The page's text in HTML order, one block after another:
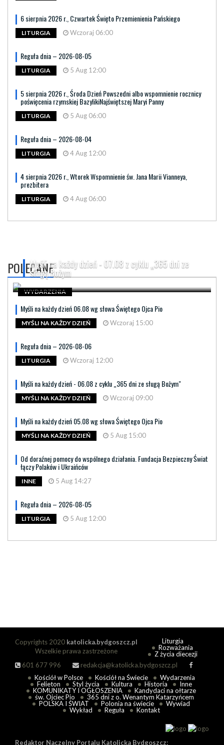
6 sierpnia 2026 r., Czwartek Święto Przemienienia Pańskiego
LITURGIA Wczoraj 06:00
Reguła dnia – 2026-08-05
LITURGIA 5 Aug 12:00
5 sierpnia 2026 r., Środa Dzień Powszedni albo wspomnienie rocznicy
poświęcenia rzymskiej BazylikiNajświętszej Maryi Panny
LITURGIA 5 Aug 06:00
Reguła dnia – 2026-08-04
LITURGIA 4 Aug 12:00
4 sierpnia 2026 r., Wtorek Wspomnienie św. Jana Marii Vianneya,
prezbitera
LITURGIA 4 Aug 06:00
POLECANEMyśli na każdy dzień - 07.08 z cyklu „365 dni ze
sługą Bożym
WYDARZENIA
Myśli na każdy dzień 06.08 wg słowa Świętego Ojca Pio
MYŚLI NA KAŻDY DZIEŃ Wczoraj 15:00
Reguła dnia – 2026-08-06
LITURGIA Wczoraj 12:00
Myśli na każdy dzień - 06.08 z cyklu „365 dni ze sługą Bożym"
MYŚLI NA KAŻDY DZIEŃ Wczoraj 09:00
Myśli na każdy dzień 05.08 wg słowa Świętego Ojca Pio
MYŚLI NA KAŻDY DZIEŃ 5 Aug 15:00
Od doraźnej pomocy do wspólnego działania. Fundacja Bezpieczny Świat
łączy Polaków i Ukraińców
INNE 5 Aug 14:27
Reguła dnia – 2026-08-05
LITURGIA 5 Aug 12:00
Copyrights 2020 katolicka.bydgoszcz.pl
Wszelkie prawa zastrzeżone
601 677 996
redakcja@katolicka.bydgoszcz.pl
Liturgia
Rozważania
Z życia diecezji
Kościół w Polsce Kościół na Świecie
Wydarzenia
Felieton
Styl życia Kultura Historia
Inne
KOMUNIKATY I OGŁOSZENIA
Kandydaci na ołtarze
św. Ojciec Pio
365 dni z o. Wenantym Katarzyńcem
POLSKA I ŚWIAT
Polonia na świecie
Wywiad
Wykład
Reguła Kontakt
Redaktor Naczelny Portalu Katolicka Bydgoszcz: